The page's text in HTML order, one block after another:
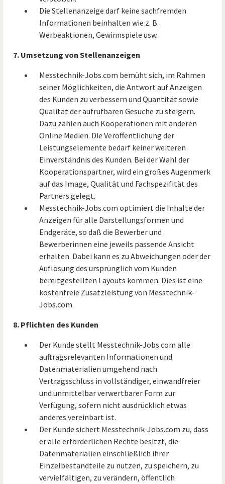
Die Stellenanzeige darf keine sachfremden
Informationen beinhalten wie z. B.
Werbeaktionen, Gewinnspiele usw.
7. Umsetzung von Stellenanzeigen
Messtechnik-Jobs.com bemüht sich, im Rahmen
seiner Möglichkeiten, die Antwort auf Anzeigen
des Kunden zu verbessern und Quantität sowie
Qualität der aufrufbaren Gesuche zu steigern.
Dazu zählen auch Kooperationen mit anderen
Online Medien. Die Veröffentlichung der
Leistungselemente bedarf keiner weiteren
Einverständnis des Kunden. Bei der Wahl der
Kooperationspartner, wird ein großes Augenmerk
auf das Image, Qualität und Fachspezifität des
Partners gelegt.
Messtechnik-Jobs.com optimiert die Inhalte der
Anzeigen für alle Darstellungsformen und
Endgeräte, so daß die Bewerber und
Bewerberinnen eine jeweils passende Ansicht
erhalten. Dabei kann es zu Abweichungen oder der
Auflösung des ursprünglich vom Kunden
bereitgestellten Layouts kommen. Dies ist eine
kostenfreie Zusatzleistung von Messtechnik-
Jobs.com.
8. Pflichten des Kunden
Der Kunde stellt Messtechnik-Jobs.com alle
auftragsrelevanten Informationen und
Datenmaterialien umgehend nach
Vertragsschluss in vollständiger, einwandfreier
und unmittelbar verwertbarer Form zur
Verfügung, sofern nicht ausdrücklich etwas
anderes vereinbart ist.
Der Kunde sichert Messtechnik-Jobs.com zu, dass
er alle erforderlichen Rechte besitzt, die
Datenmaterialien einschließlich ihrer
Einzelbestandteile zu nutzen, zu speichern, zu
vervielfältigen, zu verändern, öffentlich